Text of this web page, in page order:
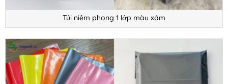
Túi niêm phong 1 lớp màu xám